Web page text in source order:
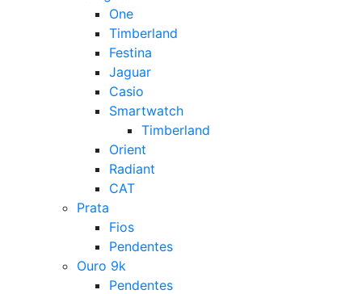
One
Timberland
Festina
Jaguar
Casio
Smartwatch
Timberland
Orient
Radiant
CAT
Prata
Fios
Pendentes
Ouro 9k
Pendentes